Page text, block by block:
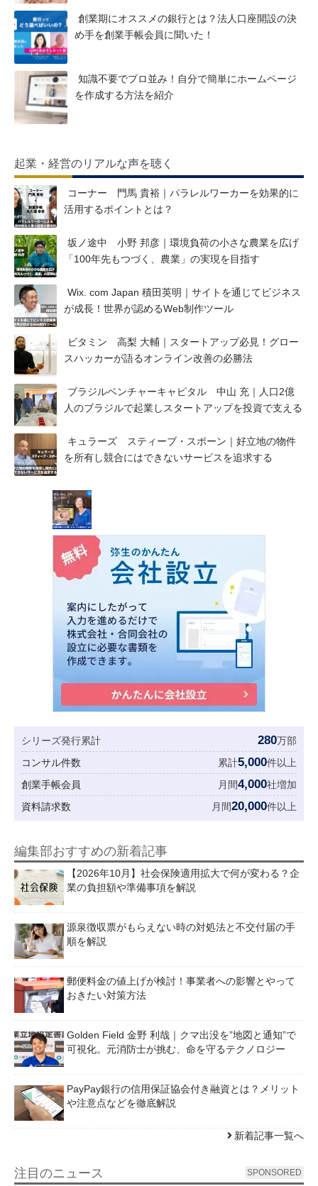
創業期にオススメの銀行とは？法人口座開設の決
め手を創業手帳会員に聞いた！
知識不要でプロ並み！自分で簡単にホームページ
を作成する方法を紹介
起業・経営のリアルな声を聴く
コーナー 門馬 貴裕｜パラレルワーカーを効果的に
活用するポイントとは？
坂ノ途中 小野 邦彦｜環境負荷の小さな農業を広げ
「100年先もつづく、農業」の実現を目指す
Wix. com Japan 積田英明｜サイトを通じてビジネス
が成長！世界が認めるWeb制作ツール
ビタミン 高梨 大輔｜スタートアップ必見！グロー
スハッカーが語るオンライン改善の必勝法
ブラジルベンチャーキャピタル 中山 充｜人口2億
人のブラジルで起業しスタートアップを投資で支える
キュラーズ スティーブ・スポーン｜好立地の物件
を所有し競合にはできないサービスを追求する
シリーズ発行累計 280万部
コンサル件数
累計5,000件以上
創業手帳会員
月間4,000社増加
資料請求数
月間20,000件以上
編集部おすすめの新着記事
【2026年10月】社会保険適用拡大で何が変わる？企
業の負担額や準備事項を解説
源泉徴収票がもらえない時の対処法と不交付届の手
順を解説
郵便料金の値上げが検討！事業者への影響とやって
おきたい対策方法
Golden Field 金野 利哉｜クマ出没を”地図と通知”で
可視化。元消防士が挑む、命を守るテクノロジー
PayPay銀行の信用保証協会付き融資とは？メリット
や注意点などを徹底解説
新着記事一覧へ
注目のニュース SPONSORED